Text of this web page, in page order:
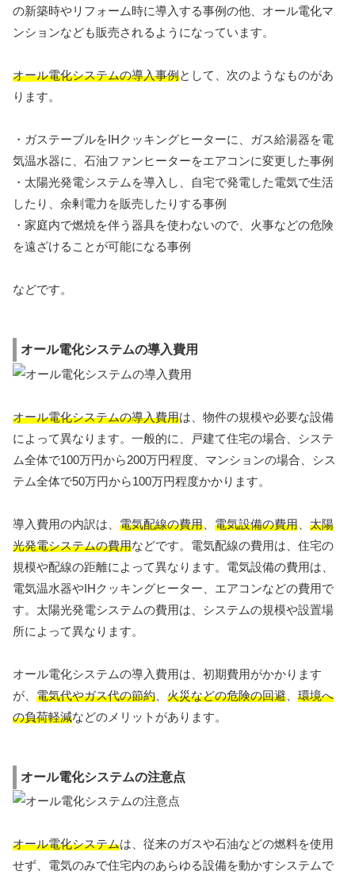
の新築時やリフォーム時に導入する事例の他、オール電化マ
ンションなども販売されるようになっています。
オール電化システムの導入事例として、次のようなものがあ
ります。
・ガステーブルをIHクッキングヒーターに、ガス給湯器を電
気温水器に、石油ファンヒーターをエアコンに変更した事例
・太陽光発電システムを導入し、自宅で発電した電気で生活
したり、余剰電力を販売したりする事例
・家庭内で燃焼を伴う器具を使わないので、火事などの危険
を遠ざけることが可能になる事例
などです。
オール電化システムの導入費用
オール電化システムの導入費用は、物件の規模や必要な設備
によって異なります。一般的に、戸建て住宅の場合、システ
ム全体で100万円から200万円程度、マンションの場合、シス
テム全体で50万円から100万円程度かかります。
導入費用の内訳は、 電気配線の費用 電気設備の費用
太陽
光発電システムの費用などです。電気配線の費用は、住宅の
規模や配線の距離によって異なります。電気設備の費用は、
電気温水器やIHクッキングヒーター、エアコンなどの費用で
す。太陽光発電システムの費用は、システムの規模や設置場
所によって異なります。
オール電化システムの導入費用は、初期費用がかかります
が、 電気代やガス代の節約 火災などの危険の回避
環境へ
の負荷軽減などのメリットがあります。
オール電化システムの注意点
オール電化システムは、従来のガスや石油などの燃料を使用
せず、電気のみで住宅内のあらゆる設備を動かすシステムで